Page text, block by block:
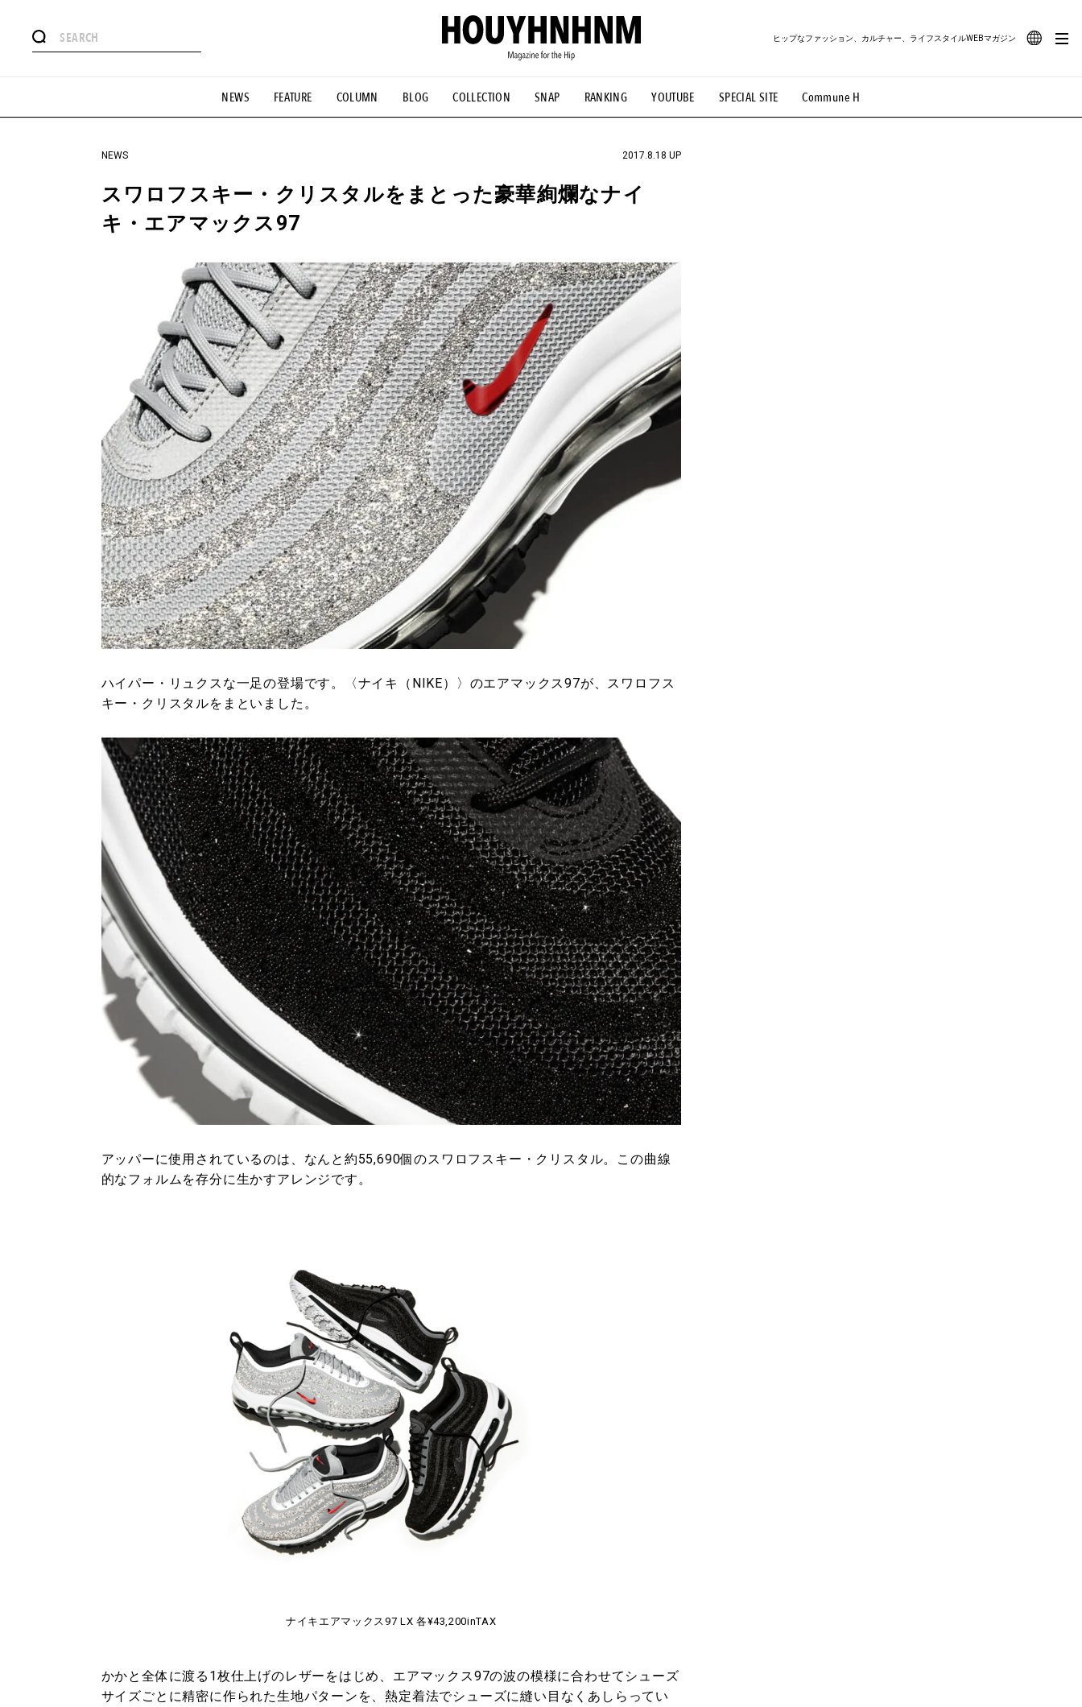
NEWS FEATURE COLUMN BLOG COLLECTION SNAP RANKING YOUTUBE SPECIAL SITE Commune H
ヒップなファッション、カルチャー、ライフスタイルWEBマガジン
#憧れの逸品 #ESSENTIAL DESIGNS #古着サミット #NEW VINTAGE #マイナーグッド図鑑 #路地裏てぃーん。 #MONTHLY JOURNAL
#GH 銘品の所以 #フイナムのYouTube #Commune H #FOCUS IT #AH.H #ととけん #FASHION #MUSIC #MOVIE #LIFESTYLE #SNEAKER #OUTDOOR
#HANDSOME HANDBOOK
NEWS 2017.8.18 UP
スワロフスキー・クリスタルをまとった豪華絢爛なナイ
キ・エアマックス97
ハイパー・リュクスな一足の登場です。〈ナイキ（NIKE）〉のエアマックス97が、スワロフス
キー・クリスタルをまといました。
アッパーに使用されているのは、なんと約55,690個のスワロフスキー・クリスタル。この曲線
的なフォルムを存分に生かすアレンジです。
ナイキエアマックス97 LX 各¥43,200inTAX
かかと全体に渡る1枚仕上げのレザーをはじめ、エアマックス97の波の模様に合わせてシューズ
サイズごとに精密に作られた生地パターンを、熱定着法でシューズに縫い目なくあしらってい